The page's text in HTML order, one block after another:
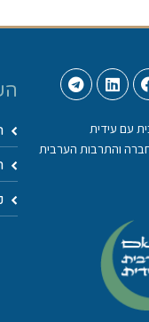
עם עידית
והתרבות הערבית